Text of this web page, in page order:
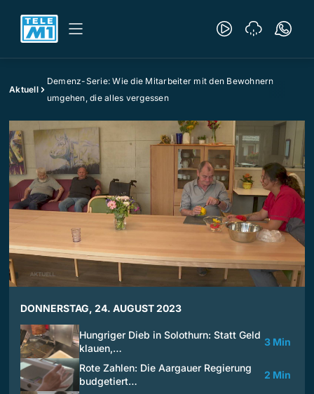
Aktuell
Demenz-Serie: Wie die Mitarbeiter mit den Bewohnern
umgehen, die alles vergessen
DONNERSTAG, 24. AUGUST 2023
Hungriger Dieb in Solothurn: Statt Geld
klauen,…
3 Min
Rote Zahlen: Die Aargauer Regierung
budgetiert…
2 Min